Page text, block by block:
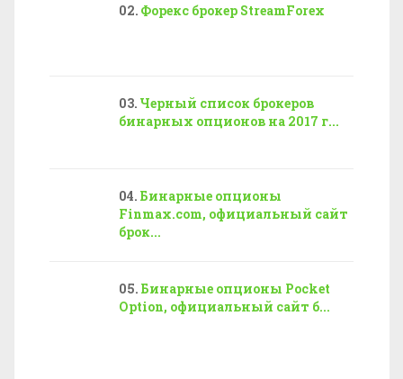
Форекс брокер StreamForex
Черный список брокеров
бинарных опционов на 2017 г...
Бинарные опционы
Finmax.com, официальный сайт
брок...
Бинарные опционы Pocket
Option, официальный сайт б...